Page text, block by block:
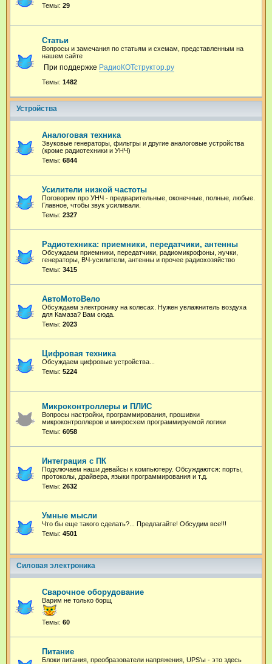
Темы: 29
Статьи
Вопросы и замечания по статьям и схемам, представленным на
нашем сайте
При поддержке РадиоКОТструктор.ру
Темы: 1482
Устройства
Аналоговая техника
Звуковые генераторы, фильтры и другие аналоговые устройства
(кроме радиотехники и УНЧ)
Темы: 6844
Усилители низкой частоты
Поговорим про УНЧ - предварительные, оконечные, полные, любые.
Главное, чтобы звук усиливали.
Темы: 2327
Радиотехника: приемники, передатчики, антенны
Обсуждаем приемники, передатчики, радиомикрофоны, жучки,
генераторы, ВЧ-усилители, антенны и прочее радиохозяйство
Темы: 3415
АвтоМотоВело
Обсуждаем электронику на колесах. Нужен увлажнитель воздуха
для Камаза? Вам сюда.
Темы: 2023
Цифровая техника
Обсуждаем цифровые устройства...
Темы: 5224
Микроконтроллеры и ПЛИС
Вопросы настройки, программирования, прошивки
микроконтроллеров и микросхем программируемой логики
Темы: 6058
Интеграция с ПК
Подключаем наши девайсы к компьютеру. Обсуждаются: порты,
протоколы, драйвера, языки программирования и т.д.
Темы: 2632
Умные мысли
Что бы еще такого сделать?... Предлагайте! Обсудим все!!!
Темы: 4501
Силовая электроника
Сварочное оборудование
Варим не только борщ
Темы: 60
Питание
Блоки питания, преобразователи напряжения, UPS'ы - это здесь